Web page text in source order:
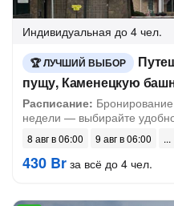
Индивидуальная до 4 чел.
ЛУЧШИЙ ВЫБОР
пущу, Каменецкую
Расписание:
недели — выбирайте
8 авг в 06:00 9 авг в 06:00
430 Br за всё до 4 чел.